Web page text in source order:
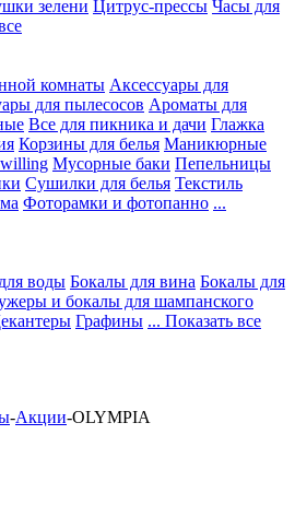
зелени Цитрус-прессы Часы для
комнаты Аксессуары для
для пылесосов Ароматы для
Все для пикника и дачи Глажка
Корзины для белья Маникюрные
Мусорные баки Пепельницы
Сушилки для белья Текстиль
Фоторамки и фотопанно ...
воды Бокалы для вина Бокалы для
и бокалы для шампанского
Графины ... Показать все
-Акции-OLYMPIA